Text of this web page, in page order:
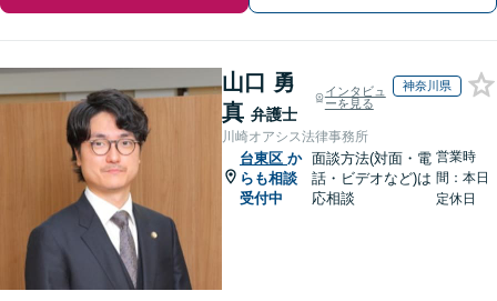
山口 勇
真 弁護士
インタビュ
ーを見る
神奈川県
川崎オアシス法律事務所
台東区 か
らも相談
受付中
面談方法(対面・電
話・ビデオなど)は
応相談
営業時
間：本日
定休日